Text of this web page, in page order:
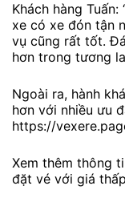
Khách hàng
xe có xe đón tận
vụ cũng rất tốt.
hơn trong tương
Ngoài ra, hành
hơn với nhiều ưu
https://
Xem thêm thông
đặt vé với giá